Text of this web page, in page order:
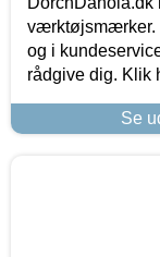
værktøjsmærker.
og i
rådgive dig. Klik
Se